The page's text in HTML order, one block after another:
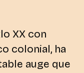
XX con
colonial, ha
auge que